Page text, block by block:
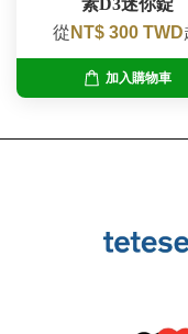
素D3迷你錠
從 NT$ 300 TWD
加入購物車